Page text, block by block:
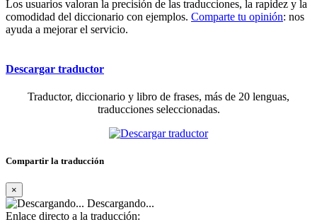
Los usuarios valoran la precisión de las traducciones, la rapidez y la
comodidad del diccionario con ejemplos. Comparte tu opinión: nos
ayuda a mejorar el servicio.
Descargar traductor
Traductor, diccionario y libro de frases, más de 20 lenguas,
traducciones seleccionadas.
Compartir la traducción
×
Descargando...
Enlace directo a la traducción: